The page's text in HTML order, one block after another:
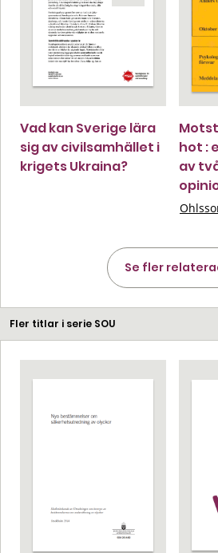
Vad kan Sverige lära
sig av civilsamhället i
krigets Ukraina?
hot :
av
Se fler
Fler titlar i serie SOU